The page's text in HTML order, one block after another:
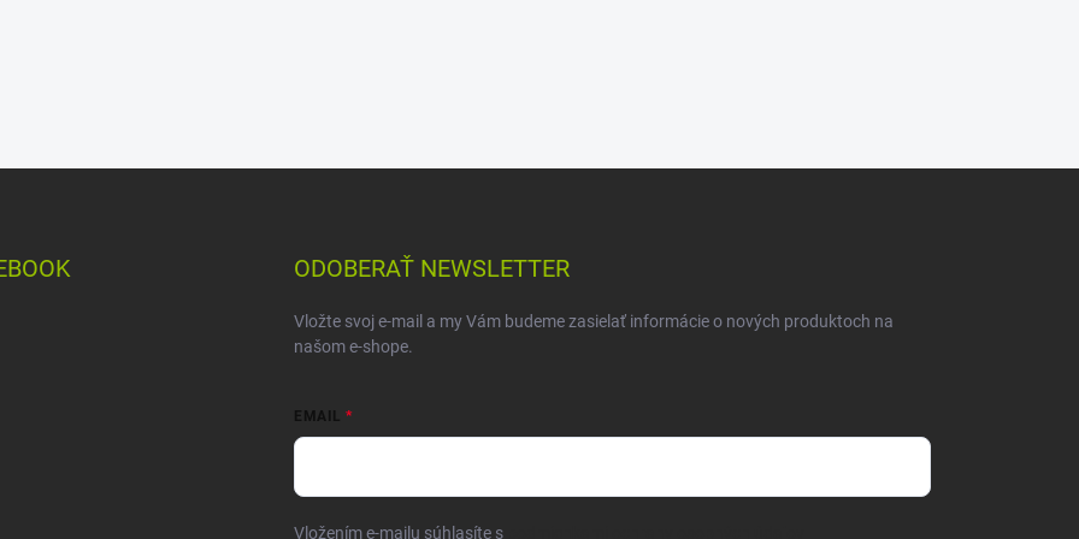
ODOBERAŤ NEWSLETTER
Vložte svoj e-mail a my Vám budeme zasielať informácie o nových produktoch na
našom e-shope.
EMAIL
Vložením e-mailu súhlasíte s